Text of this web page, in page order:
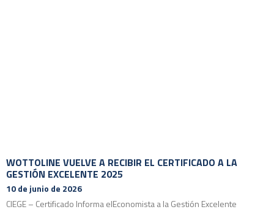
WOTTOLINE VUELVE A RECIBIR EL CERTIFICADO A LA
GESTIÓN EXCELENTE 2025
10 de junio de 2026
CIEGE – Certificado Informa elEconomista a la Gestión Excelente